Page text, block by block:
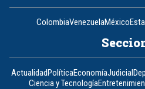
ColombiaVenezuelaMéxico
ActualidadPolíticaEconomíaJudicial
Ciencia y Tecnología